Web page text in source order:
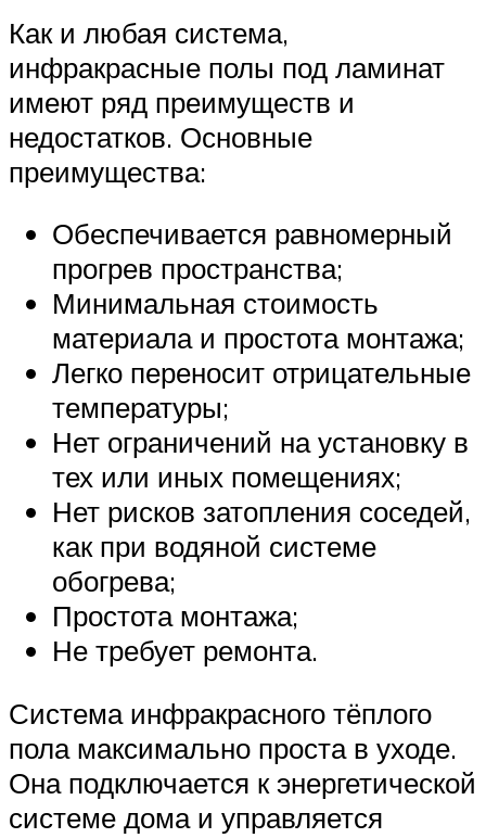
Как и любая система,
инфракрасные полы под ламинат
имеют ряд преимуществ и
недостатков. Основные
преимущества:
Обеспечивается равномерный
прогрев пространства;
Минимальная стоимость
материала и простота монтажа;
Легко переносит отрицательные
температуры;
Нет ограничений на установку в
тех или иных помещениях;
Нет рисков затопления соседей,
как при водяной системе
обогрева;
Простота монтажа;
Не требует ремонта.
Система инфракрасного тёплого
пола максимально проста в уходе.
Она подключается к энергетической
системе дома и управляется